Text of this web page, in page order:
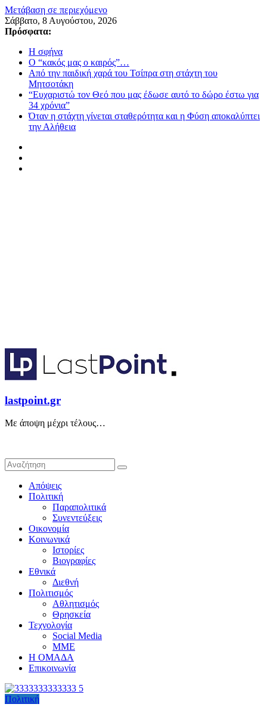
Μετάβαση σε περιεχόμενο
Σάββατο, 8 Αυγούστου, 2026
Πρόσφατα:
Η σφήνα
Ο “κακός μας ο καιρός”…
Από την παιδική χαρά του Τσίπρα στη στάχτη του
Μητσοτάκη
“Ευχαριστώ τον Θεό που μας έδωσε αυτό το δώρο έστω για
34 χρόνια”
Όταν η στάχτη γίνεται σταθερότητα και η Φύση αποκαλύπτει
την Αλήθεια
lastpoint.gr
Με άποψη μέχρι τέλους…
Απόψεις
Πολιτική
Παραπολιτικά
Συνεντεύξεις
Οικονομία
Κοινωνικά
Ιστορίες
Βιογραφίες
Εθνικά
Διεθνή
Πολιτισμός
Αθλητισμός
Θρησκεία
Τεχνολογία
Social Media
ΜΜΕ
Η ΟΜΑΔΑ
Επικοινωνία
Πολιτική